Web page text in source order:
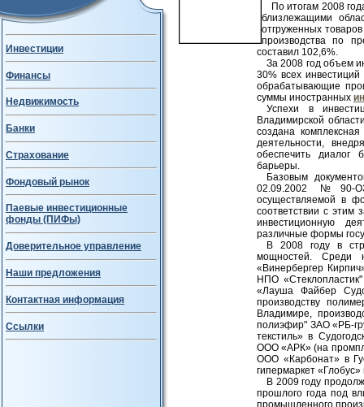
Инвестиции
Финансы
Недвижимость
Банки
Страхование
Фондовый рынок
Паевые инвестиционные
фонды (ПИФы)
Доверительное управление
Наши предложения
Контактная информация
Ссылки
По итогам 2008
близлежащими
отгруженных
производства по
составил 102,6%.
За 2008 год объем
30% всех
обрабатывающие
суммы иностранных
Успехи в
Владимирской
создана
деятельности,
обеспечить диалог
барьеры.
Базовым
02.09.2002 №90-ОЗ
осуществляемой в
соответствии с этим
инвестиционную
различные формы
В 2008 году в
мощностей. Среди
«Винербергер
НПО
«Лауша Файбер
производству
Владимире,
полиэфир" ЗАО «РБ-
текстиль» в
ООО «АРК» (на
ООО «Карбонат» в
гипермаркет
В 2009 году
прошлого года под
промышленного